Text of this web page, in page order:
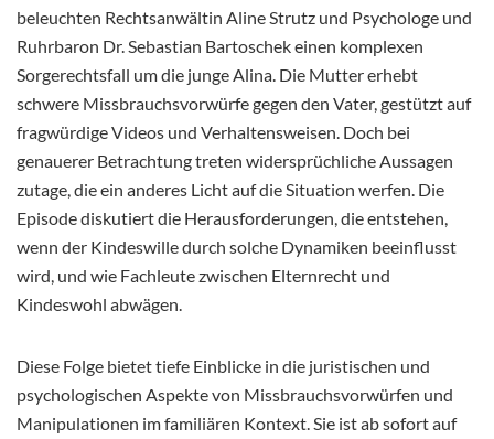
beleuchten Rechtsanwältin Aline Strutz und Psychologe und
Ruhrbaron Dr. Sebastian Bartoschek einen komplexen
Sorgerechtsfall um die junge Alina. Die Mutter erhebt
schwere Missbrauchsvorwürfe gegen den Vater, gestützt auf
fragwürdige Videos und Verhaltensweisen. Doch bei
genauerer Betrachtung treten widersprüchliche Aussagen
zutage, die ein anderes Licht auf die Situation werfen. Die
Episode diskutiert die Herausforderungen, die entstehen,
wenn der Kindeswille durch solche Dynamiken beeinflusst
wird, und wie Fachleute zwischen Elternrecht und
Kindeswohl abwägen.
Diese Folge bietet tiefe Einblicke in die juristischen und
psychologischen Aspekte von Missbrauchsvorwürfen und
Manipulationen im familiären Kontext. Sie ist ab sofort auf